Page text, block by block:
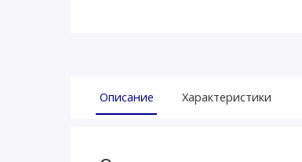
Описание Характеристики